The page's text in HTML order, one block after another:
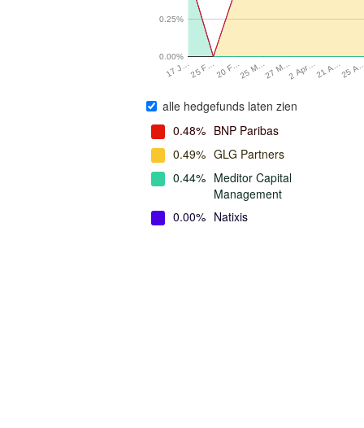
17 J…25 F…20 F…25 M…27 M…2 Apr…21 A…25
0.00%
0.25%
alle hedgefunds laten zien
0.48% BNP Paribas
0.49% GLG Partners
0.44% Meditor Capital
Management
0.00% Natixis